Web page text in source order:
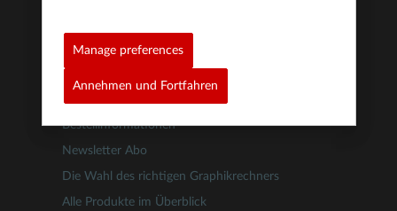
TI Produkte & Services
Kundenservice
Bestellinformationen
Newsletter Abo
Die Wahl des richtigen Graphikrechners
Alle Produkte im Überblick
Manage preferences
Annehmen und Fortfahren